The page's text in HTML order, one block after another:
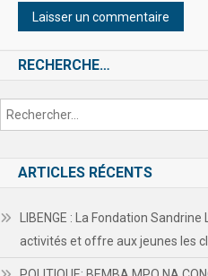
RECHERCHE…
ARTICLES RÉCENTS
LIBENGE : La Fondation
activités et offre aux jeunes les